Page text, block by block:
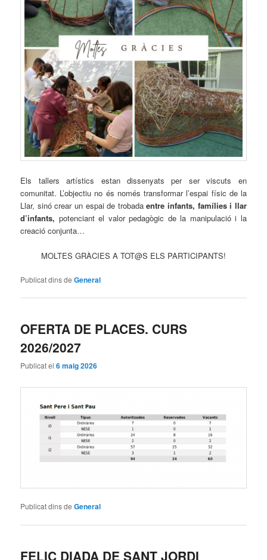
Els tallers artístics estan dissenyats per ser viscuts en
comunitat. L’objectiu no és només transformar l’espai físic de la
Llar, sinó crear un espai de trobadaentre infants, famílies i llar
d’infants, potenciant el valor pedagògic de la manipulació i la
creació conjunta…
MOLTES GRÀCIES A TOT@S ELS PARTICIPANTS!
Publicat dins de General
OFERTA DE PLACES. CURS
2026/2027
Publicat el6 maig 2026
Publicat dins de General
FELIÇ DIADA DE SANT JORDI